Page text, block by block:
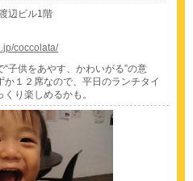
辺ビル1階
coccolata/
“子供をあやす、かわいがる”の意
１２席なので、平日のランチタイ
り楽しめるかも。